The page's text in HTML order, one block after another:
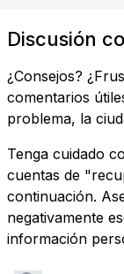
Discusión
¿Consejos?
comentarios
problema, la
Tenga cuidado
cuentas de
continuación.
negativamente
información